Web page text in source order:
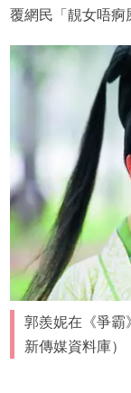
覆網民「靚女唔痾
郭羨妮在《爭霸
新傳媒資料庫）